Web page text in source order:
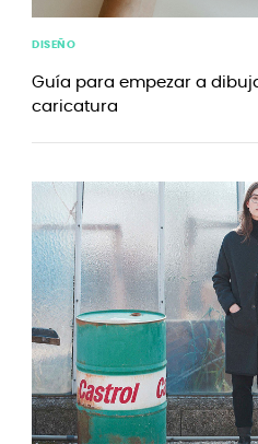
DISEÑO
Guía para empezar a
caricatura